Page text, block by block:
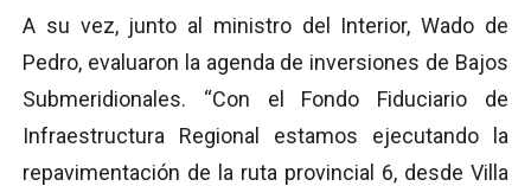
A su vez, junto al ministro del Interior, Wado de
Pedro, evaluaron la agenda de inversiones de Bajos
Submeridionales. “Con el Fondo Fiduciario de
Infraestructura Regional estamos ejecutando la
repavimentación de la ruta provincial 6, desde Villa